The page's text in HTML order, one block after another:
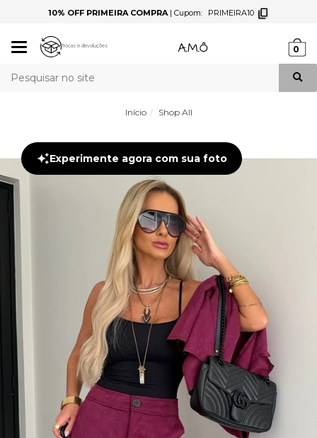
10% OFF PRIMEIRA COMPRA| Cupom: PRIMEIRA10
Mudar
Trocas e devoluções 0
Início Shop All
Experimente agora com sua foto